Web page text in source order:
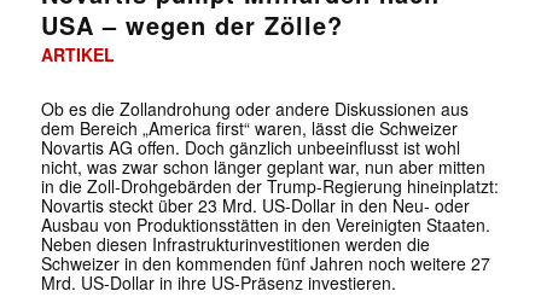
USA – wegen der Zölle?
ARTIKEL
Ob es die Zollandrohung oder andere Diskussionen aus
dem Bereich „America first“ waren, lässt die Schweizer
Novartis AG offen. Doch gänzlich unbeeinflusst ist wohl
nicht, was zwar schon länger geplant war, nun aber mitten
in die Zoll-Drohgebärden der Trump-Regierung hineinplatzt:
Novartis steckt über 23 Mrd. US-Dollar in den Neu- oder
Ausbau von Produktionsstätten in den Vereinigten Staaten.
Neben diesen Infrastrukturinvestitionen werden die
Schweizer in den kommenden fünf Jahren noch weitere 27
Mrd. US-Dollar in ihre US-Präsenz investieren.